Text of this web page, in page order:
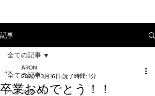
記事
全ての記事
ヘアスタイル
全ての記事
卒業おめでとう！！
ARON
2020年3月16日 読了時間: 1分